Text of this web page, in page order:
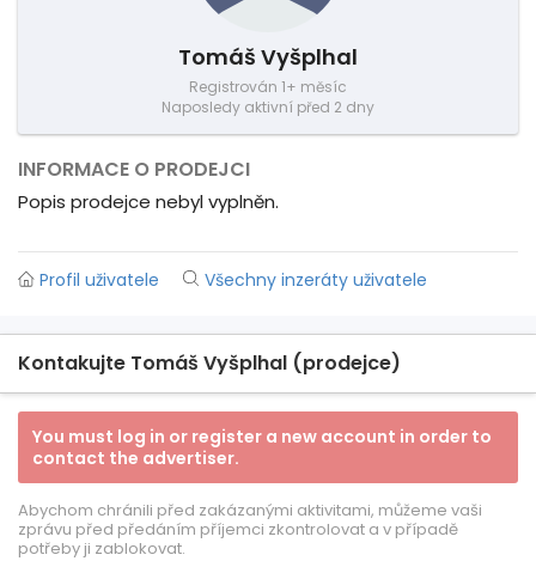
Tomáš Vyšplhal
Registrován 1+ měsíc
Naposledy aktivní před 2 dny
INFORMACE O PRODEJCI
Popis prodejce nebyl vyplněn.
Profil uživatele Všechny inzeráty uživatele
Kontakujte Tomáš Vyšplhal (prodejce)
You must log in or register a new account in order to
contact the advertiser.
Abychom chránili před zakázanými aktivitami, můžeme vaši
zprávu před předáním příjemci zkontrolovat a v případě
potřeby ji zablokovat.